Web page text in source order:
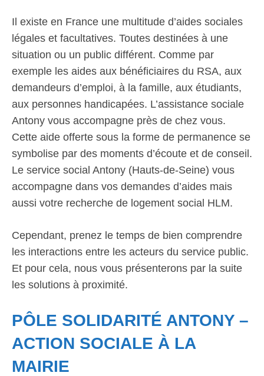
Il existe en France une multitude d’aides sociales
légales et facultatives. Toutes destinées à une
situation ou un public différent. Comme par
exemple les aides aux bénéficiaires du RSA, aux
demandeurs d’emploi, à la famille, aux étudiants,
aux personnes handicapées. L’assistance sociale
Antony vous accompagne près de chez vous.
Cette aide offerte sous la forme de permanence se
symbolise par des moments d’écoute et de conseil.
Le service social Antony (Hauts-de-Seine) vous
accompagne dans vos demandes d’aides mais
aussi votre recherche de logement social HLM.
Cependant, prenez le temps de bien comprendre
les interactions entre les acteurs du service public.
Et pour cela, nous vous présenterons par la suite
les solutions à proximité.
PÔLE SOLIDARITÉ ANTONY –
ACTION SOCIALE À LA
MAIRIE